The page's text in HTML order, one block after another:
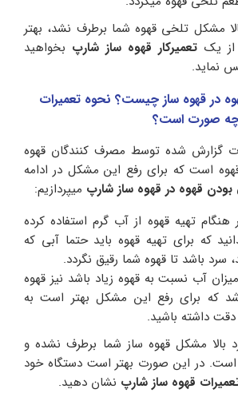
مشکل تلخی قهوه شما برطرف نشد، بهتر
یک تعمیرکار قهوه ساز شارپ بخواهید
نماید.
در قهوه ساز چیست؟ نحوه تعمیرات
چه صورت است؟
گزارش شده توسط مصرف کنندگان قهوه
است که برای رفع این مشکل در ادامه
قهوه در قهوه ساز شارپ میپردازیم:
تهیه قهوه از آب گرم استفاده کرده
که برای تهیه قهوه باید حتما آبی که
سرد باشد تا قهوه شما رقیق نگردد.
آب نسبت به قهوه زیاد باشد نیز قهوه
که برای رفع این مشکل بهتر است به
داشته باشید.
بالا مشکل قهوه ساز شما برطرف نشده و
است. در این صورت بهتر است دستگاه خود
قهوه ساز شارپ نشان دهید.